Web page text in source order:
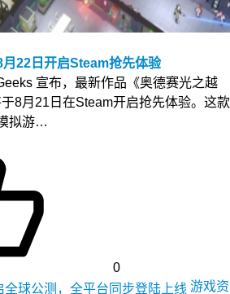
月22日开启Steam抢先体验
宣布，最新作品《奥德赛光之越
8月21日在Steam开启抢先体验。这款
拟游…
0
游戏资